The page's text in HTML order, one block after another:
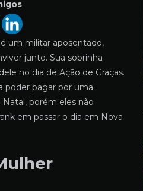
um militar aposentado,
junto. Sua sobrinha
no dia de Ação de Graças.
poder pagar por uma
porém eles não
em passar o dia em Nova